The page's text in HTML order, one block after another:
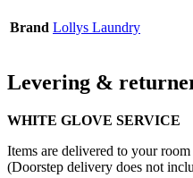
Brand Lollys Laundry
Levering &
WHITE GLOVE SERVICE
Items are delivered to your
(Doorstep delivery does not